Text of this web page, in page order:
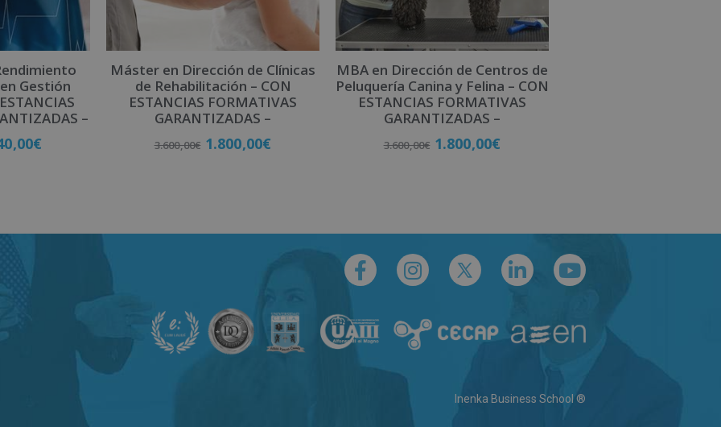
Gestión
–
€
Máster en Dirección de Clínicas
de Rehabilitación – CON
ESTANCIAS FORMATIVAS
GARANTIZADAS –
3.600,00€ 1.800,00€
MBA en Dirección de Centros de
Peluquería Canina y Felina – CON
ESTANCIAS FORMATIVAS
GARANTIZADAS –
3.600,00€ 1.800,00€
Inenka Business School ®